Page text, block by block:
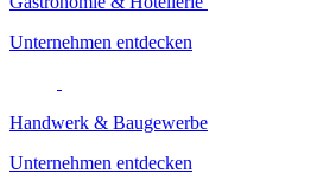
Unternehmen entdecken
Handwerk & Baugewerbe
Unternehmen entdecken